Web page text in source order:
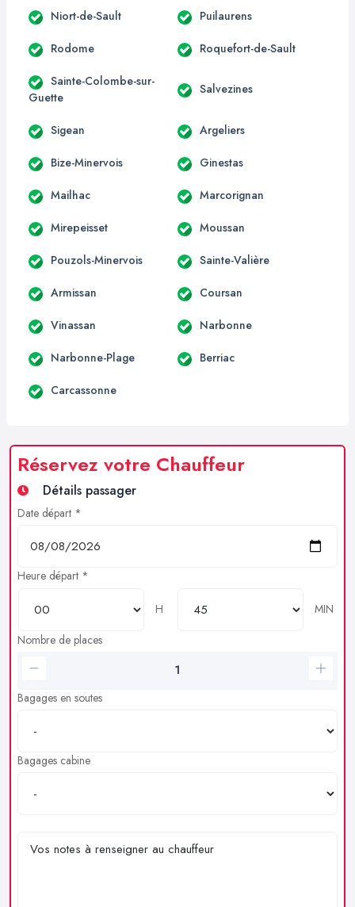
Niort-de-Sault Puilaurens
Rodome Roquefort-de-Sault
Sainte-Colombe-sur-
Guette
Salvezines
Sigean Argeliers
Bize-Minervois Ginestas
Mailhac Marcorignan
Mirepeisset Moussan
Pouzols-Minervois Sainte-Valière
Armissan Coursan
Vinassan Narbonne
Narbonne-Plage Berriac
Carcassonne
Réservez votre Chauffeur
Détails passager
Date départ *
Heure départ *
H
MIN
Nombre de places
Bagages en soutes
Bagages cabine